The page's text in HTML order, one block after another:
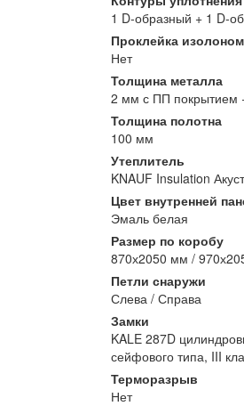
1 D-образный + 1 D-
Проклейка изолоном
Нет
Толщина металла
2 мм с ПП покрытием
Толщина полотна
100 мм
Утеплитель
KNAUF Insulation
Цвет внутренней
Эмаль белая
Размер по коробу
870х2050 мм /
Петли снаружи
Слева / Справа
Замки
KALE 287D
сейфового типа, III
Терморазрыв
Нет